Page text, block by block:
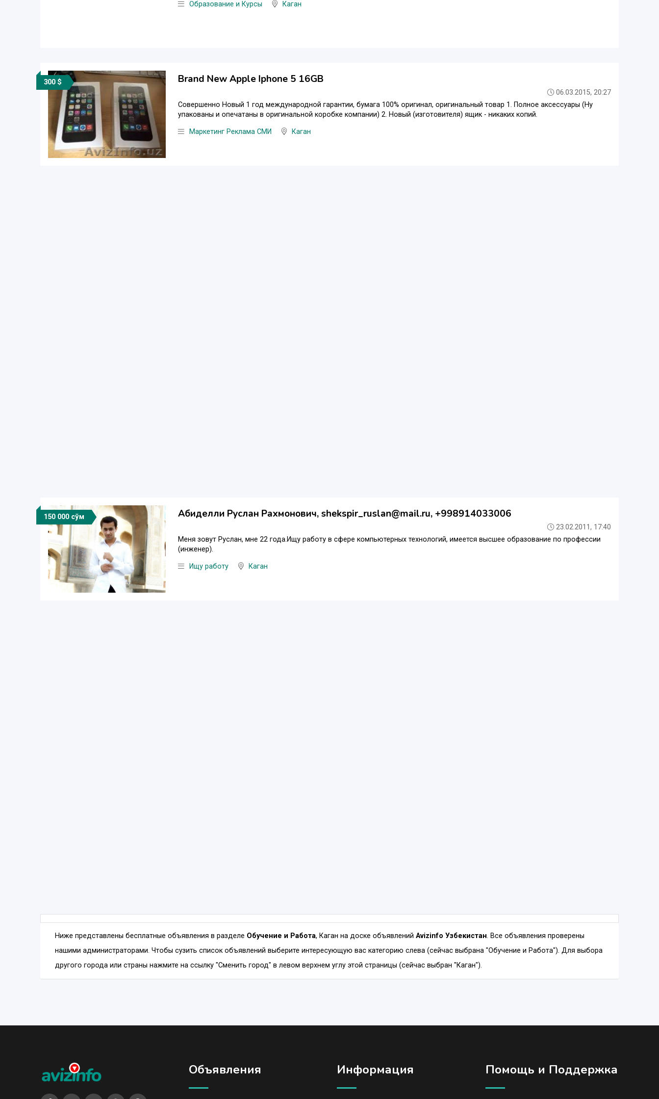
Образование и Курсы Каган
300 $ Brand New Apple Iphone 5 16GB
06.03.2015, 20:27
Совершенно Новый 1 год международной гарантии, бумага 100% оригинал, оригинальный товар 1. Полное аксессуары (Ну
упакованы и опечатаны в оригинальной коробке компании) 2. Новый (изготовителя) ящик - никаких копий.
Маркетинг Реклама СМИ Каган
150 000 сўм Абиделли Руслан Рахмонович, shekspir_ruslan@mail.ru, +998914033006
23.02.2011, 17:40
Меня зовут Руслан, мне 22 года.Ищу работу в сфере компьютерных технологий, имеется высшее образование по профессии
(инженер).
Ищу работу Каган
Ниже представлены бесплатные объявления в разделе Обучение и Работа, Каган на доске объявлений Avizinfo Узбекистан. Все объявления проверены
нашими администраторами. Чтобы сузить список объявлений выберите интересующую вас категорию слева (сейчас выбрана "Обучение и Работа"). Для выбора
другого города или страны нажмите на ссылку "Сменить город" в левом верхнем углу этой страницы (сейчас выбран "Каган").
Объявления Информация Помощь и Поддержка